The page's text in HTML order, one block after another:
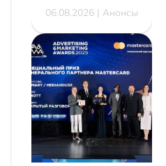
06.08.2026 | Анонсы